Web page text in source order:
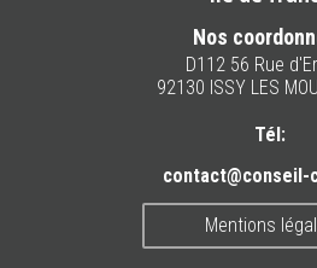
Nos
D112 56 Rue
92130 ISSY LES
Tél:
contact@conseil-
Mentions